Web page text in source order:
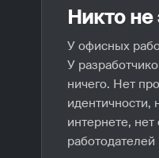
Никто не
У офисных
У
ничего. Нет
идентичности,
интернете,